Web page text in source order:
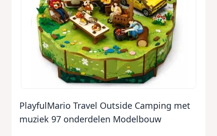
PlayfulMario Travel Outside Camping met
muziek 97 onderdelen Modelbouw